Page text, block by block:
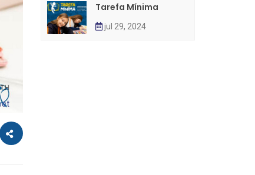
Tarefa Mínima
jul 29, 2024